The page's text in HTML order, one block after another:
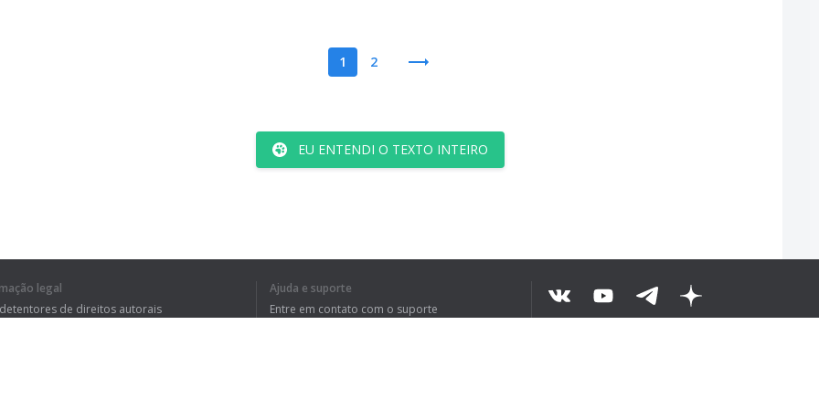
1 2
EU ENTENDI O TEXTO INTEIRO
legal
detentores de direitos autorais
Ajuda e suporte
Entre em contato com o suporte